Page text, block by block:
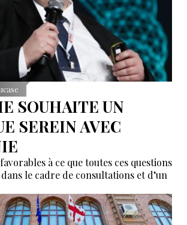
SOUHAITE UN
SEREIN AVEC
à ce que toutes ces questions
le cadre de consultations et d’un